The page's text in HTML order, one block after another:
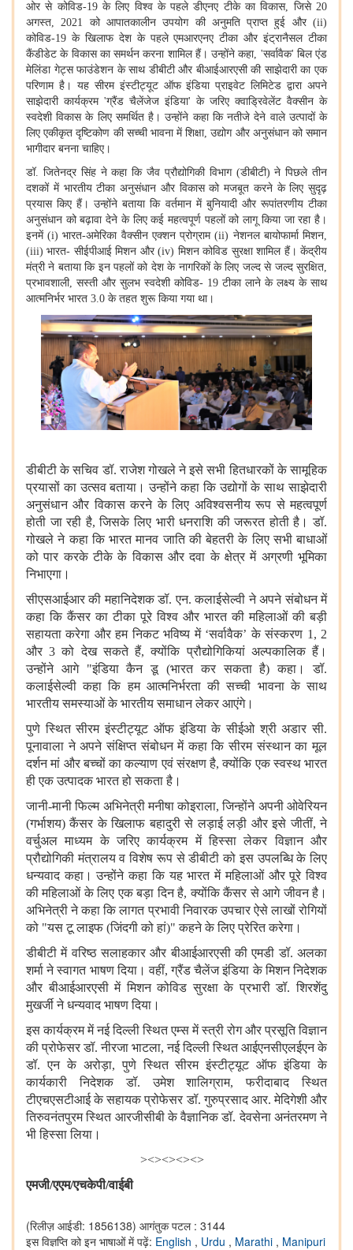
ओर से कोविड-19 के लिए विश्व के पहले डीएनए टीके का विकास, जिसे 20
अगस्त, 2021 को आपातकालीन उपयोग की अनुमति प्राप्त हुई और (ii)
कोविड-19 के खिलाफ देश के पहले एमआरएनए टीका और इंट्रानैसल टीका
कैंडीडेट के विकास का समर्थन करना शामिल हैं। उन्होंने कहा, 'सर्वावैक' बिल एंड
मेलिंडा गेट्स फाउंडेशन के साथ डीबीटी और बीआईआरएसी की साझेदारी का एक
परिणाम है। यह सीरम इंस्टीट्यूट ऑफ इंडिया प्राइवेट लिमिटेड द्वारा अपने
साझेदारी कार्यक्रम 'ग्रैंड चैलेंजेज इंडिया' के जरिए क्वाड्रिवेलेंट वैक्सीन के
स्वदेशी विकास के लिए समर्थित है। उन्होंने कहा कि नतीजे देने वाले उत्पादों के
लिए एकीकृत दृष्टिकोण की सच्ची भावना में शिक्षा, उद्योग और अनुसंधान को समान
भागीदार बनना चाहिए।
डॉ. जितेनद्र सिंह ने कहा कि जैव प्रौद्योगिकी विभाग (डीबीटी) ने पिछले तीन
दशकों में भारतीय टीका अनुसंधान और विकास को मजबूत करने के लिए सुदृढ़
प्रयास किए हैं। उन्होंने बताया कि वर्तमान में बुनियादी और रूपांतरणीय टीका
अनुसंधान को बढ़ावा देने के लिए कई महत्वपूर्ण पहलों को लागू किया जा रहा है।
इनमें (i) भारत-अमेरिका वैक्सीन एक्शन प्रोग्राम (ii) नेशनल बायोफार्मा मिशन,
(iii) भारत- सीईपीआई मिशन और (iv) मिशन कोविड सुरक्षा शामिल हैं। केंद्रीय
मंत्री ने बताया कि इन पहलों को देश के नागरिकों के लिए जल्द से जल्द सुरक्षित,
प्रभावशाली, सस्ती और सुलभ स्वदेशी कोविड- 19 टीका लाने के लक्ष्य के साथ
आत्मनिर्भर भारत 3.0 के तहत शुरू किया गया था।
डीबीटी के सचिव डॉ. राजेश गोखले ने इसे सभी हितधारकों के सामूहिक
प्रयासों का उत्सव बताया। उन्होंने कहा कि उद्योगों के साथ साझेदारी
अनुसंधान और विकास करने के लिए अविश्वसनीय रूप से महत्वपूर्ण
होती जा रही है, जिसके लिए भारी धनराशि की जरूरत होती है। डॉ.
गोखले ने कहा कि भारत मानव जाति की बेहतरी के लिए सभी बाधाओं
को पार करके टीके के विकास और दवा के क्षेत्र में अग्रणी भूमिका
निभाएगा।
सीएसआईआर की महानिदेशक डॉ. एन. कलाईसेल्वी ने अपने संबोधन में
कहा कि कैंसर का टीका पूरे विश्व और भारत की महिलाओं की बड़ी
सहायता करेगा और हम निकट भविष्य में ‘सर्वावैक’ के संस्करण 1, 2
और 3 को देख सकते हैं, क्योंकि प्रौद्योगिकियां अल्पकालिक हैं।
उन्होंने आगे "इंडिया कैन डू (भारत कर सकता है) कहा। डॉ.
कलाईसेल्वी कहा कि हम आत्मनिर्भरता की सच्ची भावना के साथ
भारतीय समस्याओं के भारतीय समाधान लेकर आएंगे।
पुणे स्थित सीरम इंस्टीट्यूट ऑफ इंडिया के सीईओ श्री अडार सी.
पूनावाला ने अपने संक्षिप्त संबोधन में कहा कि सीरम संस्थान का मूल
दर्शन मां और बच्चों का कल्याण एवं संरक्षण है, क्योंकि एक स्वस्थ भारत
ही एक उत्पादक भारत हो सकता है।
जानी-मानी फिल्म अभिनेत्री मनीषा कोइराला, जिन्होंने अपनी ओवेरियन
(गर्भाशय) कैंसर के खिलाफ बहादुरी से लड़ाई लड़ी और इसे जीतीं, ने
वर्चुअल माध्यम के जरिए कार्यक्रम में हिस्सा लेकर विज्ञान और
प्रौद्योगिकी मंत्रालय व विशेष रूप से डीबीटी को इस उपलब्धि के लिए
धन्यवाद कहा। उन्होंने कहा कि यह भारत में महिलाओं और पूरे विश्व
की महिलाओं के लिए एक बड़ा दिन है, क्योंकि कैंसर से आगे जीवन है।
अभिनेत्री ने कहा कि लागत प्रभावी निवारक उपचार ऐसे लाखों रोगियों
को "यस टू लाइफ (जिंदगी को हां)" कहने के लिए प्रेरित करेगा।
डीबीटी में वरिष्ठ सलाहकार और बीआईआरएसी की एमडी डॉ. अलका
शर्मा ने स्वागत भाषण दिया। वहीं, ग्रैंड चैलेंज इंडिया के मिशन निदेशक
और बीआईआरएसी में मिशन कोविड सुरक्षा के प्रभारी डॉ. शिरशेंदु
मुखर्जी ने धन्यवाद भाषण दिया।
इस कार्यक्रम में नई दिल्ली स्थित एम्स में स्त्री रोग और प्रसूति विज्ञान
की प्रोफेसर डॉ. नीरजा भाटला, नई दिल्ली स्थित आईएनसीएलईएन के
डॉ. एन के अरोड़ा, पुणे स्थित सीरम इंस्टीट्यूट ऑफ इंडिया के
कार्यकारी निदेशक डॉ. उमेश शालिग्राम, फरीदाबाद स्थित
टीएचएसटीआई के सहायक प्रोफेसर डॉ. गुरुप्रसाद आर. मेदिगेशी और
तिरुवनंतपुरम स्थित आरजीसीबी के वैज्ञानिक डॉ. देवसेना अनंतरमण ने
भी हिस्सा लिया।
><><><><>
एमजी/एएम/एचकेपी/वाईबी
(रिलीज़ आईडी: 1856138) आगंतुक पटल : 3144
इस विज्ञप्ति को इन भाषाओं में पढ़ें: English , Urdu , Marathi , Manipuri